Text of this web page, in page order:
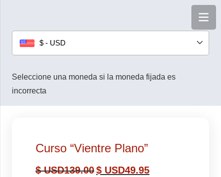
$ - USD
Seleccione una moneda si la moneda fijada es
incorrecta
Curso “Vientre Plano”
$ USD139.00$ USD49.95